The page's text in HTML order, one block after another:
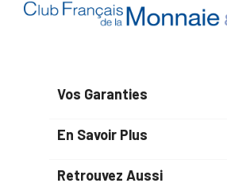
Vos Garanties
En Savoir Plus
Retrouvez Aussi